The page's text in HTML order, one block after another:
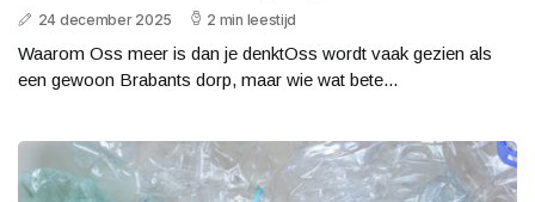
24 december 2025 2 min leestijd
Waarom Oss meer is dan je denktOss wordt vaak gezien als
een gewoon Brabants dorp, maar wie wat bete...